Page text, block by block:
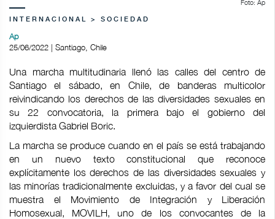
Foto: Ap
INTERNACIONAL > SOCIEDAD
Ap
25/06/2022 | Santiago, Chile
Una marcha multitudinaria llenó las calles del centro de
Santiago el sábado, en Chile, de banderas multicolor
reivindicando los derechos de las diversidades sexuales en
su 22 convocatoria, la primera bajo el gobierno del
izquierdista Gabriel Boric.
La marcha se produce cuando en el país se está trabajando
en un nuevo texto constitucional que reconoce
explícitamente los derechos de las diversidades sexuales y
las minorías tradicionalmente excluidas, y a favor del cual se
muestra el Movimiento de Integración y Liberación
Homosexual, MOVILH, uno de los convocantes de la